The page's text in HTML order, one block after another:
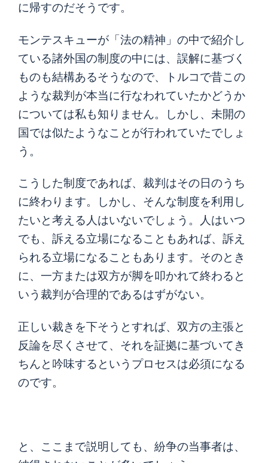
に帰すのだそうです。
モンテスキューが「法の精神」の中で紹介し
ている諸外国の制度の中には、誤解に基づく
ものも結構あるそうなので、トルコで昔この
ような裁判が本当に行なわれていたかどうか
については私も知りません。しかし、未開の
国では似たようなことが行われていたでしょ
う。
こうした制度であれば、裁判はその日のうち
に終わります。しかし、そんな制度を利用し
たいと考える人はいないでしょう。人はいつ
でも、訴える立場になることもあれば、訴え
られる立場になることもあります。そのとき
に、一方または双方が脚を叩かれて終わると
いう裁判が合理的であるはずがない。
正しい裁きを下そうとすれば、双方の主張と
反論を尽くさせて、それを証拠に基づいてき
ちんと吟味するというプロセスは必須になる
のです。
と、ここまで説明しても、紛争の当事者は、